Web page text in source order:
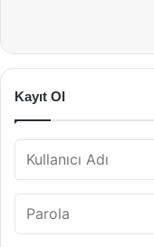
Kayıt Ol